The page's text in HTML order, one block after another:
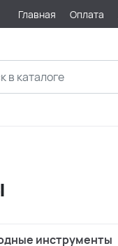
Главная Оплата
инструменты